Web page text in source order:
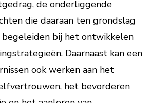
de onderliggende
die daaraan ten grondslag
bij het ontwikkelen
Daarnaast kan een
ook werken aan het
het bevorderen